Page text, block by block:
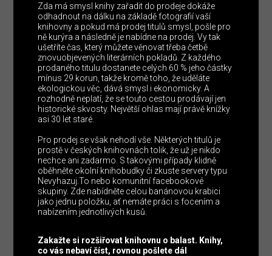
Zda má smysl knihy zařadit do prodeje dokáže
odhadnout na dálku na základě fotografií vaší
knihovny a pokud má prodej titulů smysl, pošle pro
ně kurýra a následně je nabídne na prodej. Vy tak
ušetříte čas, který můžete věnovat třeba četbě
znovuobjevených literárních pokladů. Z každého
prodaného titulu dostanete celých 60 % jeho částky
mínus 29 korun, takže kromě toho, že uděláte
ekologickou věc, dává smysl i ekonomicky. A
rozhodně neplatí, že se touto cestou prodávají jen
historické skvosty. Největší ohlas mají právě knížky
asi 30 let staré.
Pro prodej se však nehodí vše. Některých titulů je
prostě v českých knihovnách tolik, že už je nikdo
nechce ani zadarmo. S takovými případy klidně
oběhněte okolní knihobudky či zkuste servery typu
Nevyhazuj.To nebo komunitní facebookové
skupiny. Zde nabídněte celou banánovou krabici
jako jednu položku, ať nemáte práci s focením a
nabízením jednotlivých kusů.
Zakažte si rozšiřovat knihovnu o balast. Knihy,
co vás nebaví číst, rovnou pošlete dál